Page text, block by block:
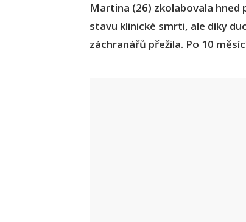
Martina (26) zkolabovala hned
stavu klinické smrti, ale díky
záchranářů přežila. Po 10